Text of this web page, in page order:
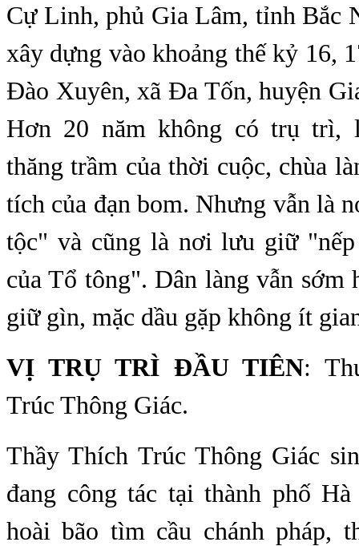
Cự Linh, phủ Gia Lâm, tỉnh Bắc
xây dựng vào khoảng thế kỷ 16,
Đào Xuyên, xã Đa Tốn, huyện
Hơn 20 năm không có trụ trì,
thăng trầm của thời cuộc, chùa
tích của đạn bom. Nhưng vẫn là
tộc" và cũng là nơi lưu giữ
của Tổ tông". Dân làng vẫn sớm
giữ gìn, mặc dầu gặp không ít
VỊ TRỤ TRÌ ĐẦU TIÊN:
Trúc Thông Giác.
Thầy Thích Trúc Thông Giác
đang công tác tại thành phố
hoài bão tìm cầu chánh pháp,